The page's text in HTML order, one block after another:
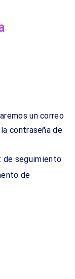
un correo
contraseña de
de seguimiento
de